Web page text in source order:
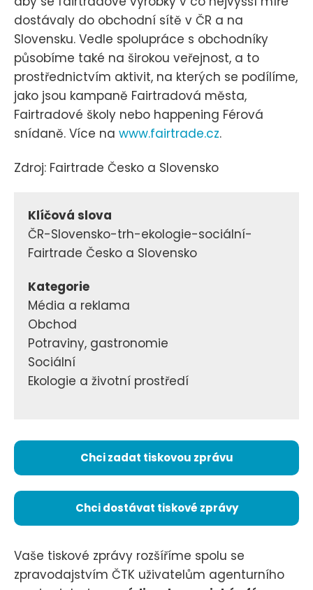
dostávaly do obchodní sítě v ČR a na
Slovensku. Vedle spolupráce s obchodníky
působíme také na širokou veřejnost, a to
prostřednictvím aktivit, na kterých se podílíme,
jako jsou kampaně Fairtradová města,
Fairtradové školy nebo happening Férová
snídaně. Více na www.fairtrade.cz.
Zdroj: Fairtrade Česko a Slovensko
Klíčová slova
ČR-Slovensko-trh-ekologie-sociální-
Fairtrade Česko a Slovensko
Kategorie
Média a reklama
Obchod
Potraviny, gastronomie
Sociální
Ekologie a životní prostředí
Chci zadat tiskovou zprávu
Chci dostávat tiskové zprávy
Vaše tiskové zprávy rozšíříme spolu se
zpravodajstvím ČTK uživatelům agenturního